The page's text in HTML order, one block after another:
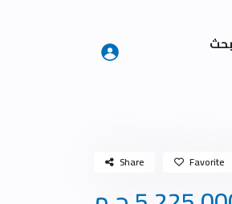
Share Favorite